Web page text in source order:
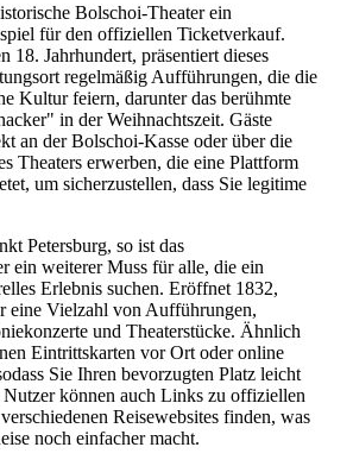
Bolschoi-Theater ein
für den offiziellen Ticketverkauf.
18. Jahrhundert, präsentiert dieses
regelmäßig Aufführungen, die die
Kultur feiern, darunter das berühmte
in der Weihnachtszeit. Gäste
an der Bolschoi-Kasse oder über die
Theaters erwerben, die eine Plattform
um sicherzustellen, dass Sie legitime
Petersburg, so ist das
ein weiterer Muss für alle, die ein
Erlebnis suchen. Eröffnet 1832,
eine Vielzahl von Aufführungen,
und Theaterstücke. Ähnlich
Eintrittskarten vor Ort oder online
Sie Ihren bevorzugten Platz leicht
können auch Links zu offiziellen
Reisewebsites finden, was
noch einfacher macht.